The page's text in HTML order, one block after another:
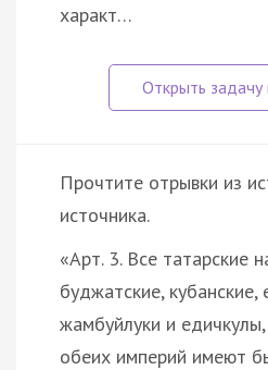
характ…
Прочтите отрывки из
источника.
«Арт. 3. Все татарские
буджатские, кубанские,
жамбуйлуки и
обеих империй имеют